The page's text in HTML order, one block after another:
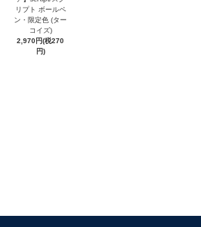
リプト ボールペ
ン・限定色 (ター
コイズ)
2,970円(税270
円)